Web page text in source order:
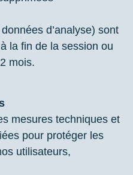
d’analyse) sont
la fin de la session ou
mois.
mesures techniques et
pour protéger les
utilisateurs,